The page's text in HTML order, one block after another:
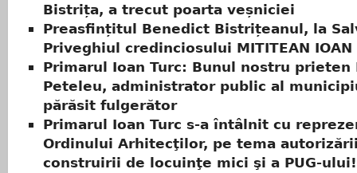
Bistrița, a trecut poarta veșniciei
Preasfințitul Benedict Bistrițeanul, la
Priveghiul credinciosului MITITEAN IOAN
Primarul Ioan Turc: Bunul nostru prieten
Peteleu, administrator public al
părăsit fulgerător
Primarul Ioan Turc s-a întâlnit cu
Ordinului Arhitecţilor, pe tema
construirii de locuinţe mici şi a PUG-ului!